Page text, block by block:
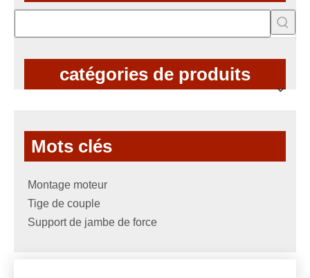
catégories de produits
Mots clés
Montage moteur
Tige de couple
Support de jambe de force